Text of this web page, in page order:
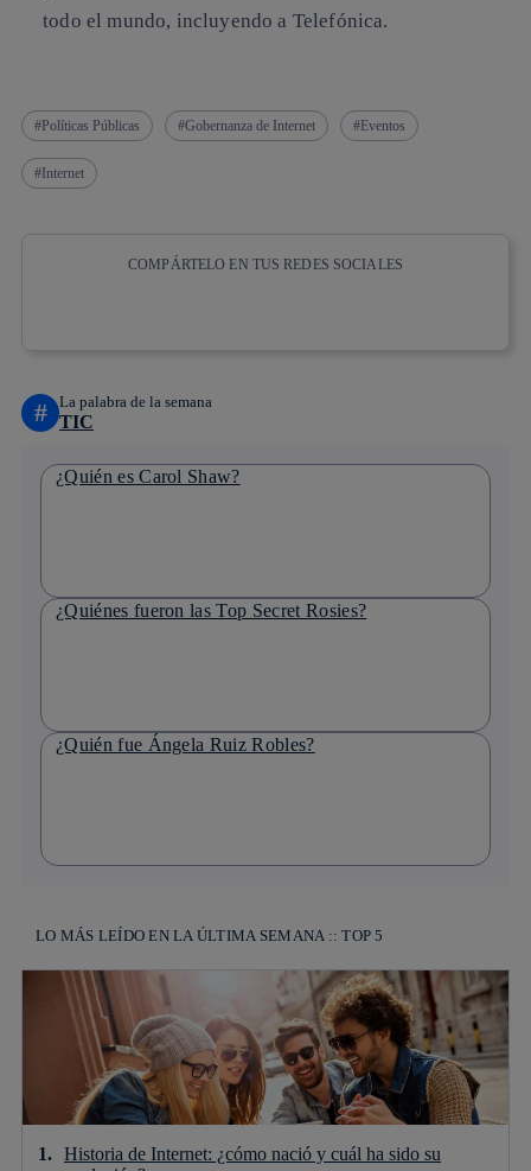
todo el mundo, incluyendo a Telefónica.
Políticas Públicas Gobernanza de Internet Eventos
Internet
COMPÁRTELO EN TUS REDES SOCIALES
# La palabra de la semana
TIC
¿Quién es Carol Shaw?
¿Quiénes fueron las Top Secret Rosies?
¿Quién fue Ángela Ruiz Robles?
LO MÁS LEÍDO EN LA ÚLTIMA SEMANA :: TOP 5
Historia de Internet: ¿cómo nació y cuál ha sido su